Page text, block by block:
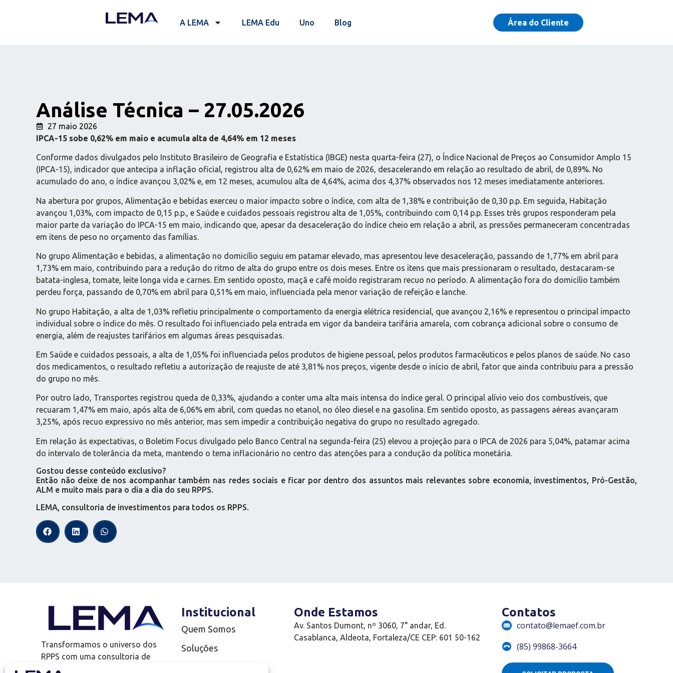
A LEMA LEMA Edu Uno Blog Área do Cliente
Análise Técnica – 27.05.2026
27 maio 2026
IPCA-15 sobe 0,62% em maio e acumula alta de 4,64% em 12 meses
Conforme dados divulgados pelo Instituto Brasileiro de Geografia e Estatística (IBGE) nesta quarta-feira (27), o Índice Nacional de Preços ao Consumidor Amplo 15
(IPCA-15), indicador que antecipa a inflação oficial, registrou alta de 0,62% em maio de 2026, desacelerando em relação ao resultado de abril, de 0,89%. No
acumulado do ano, o índice avançou 3,02% e, em 12 meses, acumulou alta de 4,64%, acima dos 4,37% observados nos 12 meses imediatamente anteriores.
Na abertura por grupos, Alimentação e bebidas exerceu o maior impacto sobre o índice, com alta de 1,38% e contribuição de 0,30 p.p. Em seguida, Habitação
avançou 1,03%, com impacto de 0,15 p.p., e Saúde e cuidados pessoais registrou alta de 1,05%, contribuindo com 0,14 p.p. Esses três grupos responderam pela
maior parte da variação do IPCA-15 em maio, indicando que, apesar da desaceleração do índice cheio em relação a abril, as pressões permaneceram concentradas
em itens de peso no orçamento das famílias.
No grupo Alimentação e bebidas, a alimentação no domicílio seguiu em patamar elevado, mas apresentou leve desaceleração, passando de 1,77% em abril para
1,73% em maio, contribuindo para a redução do ritmo de alta do grupo entre os dois meses. Entre os itens que mais pressionaram o resultado, destacaram-se
batata-inglesa, tomate, leite longa vida e carnes. Em sentido oposto, maçã e café moído registraram recuo no período. A alimentação fora do domicílio também
perdeu força, passando de 0,70% em abril para 0,51% em maio, influenciada pela menor variação de refeição e lanche.
No grupo Habitação, a alta de 1,03% refletiu principalmente o comportamento da energia elétrica residencial, que avançou 2,16% e representou o principal impacto
individual sobre o índice do mês. O resultado foi influenciado pela entrada em vigor da bandeira tarifária amarela, com cobrança adicional sobre o consumo de
energia, além de reajustes tarifários em algumas áreas pesquisadas.
Em Saúde e cuidados pessoais, a alta de 1,05% foi influenciada pelos produtos de higiene pessoal, pelos produtos farmacêuticos e pelos planos de saúde. No caso
dos medicamentos, o resultado refletiu a autorização de reajuste de até 3,81% nos preços, vigente desde o início de abril, fator que ainda contribuiu para a pressão
do grupo no mês.
Por outro lado, Transportes registrou queda de 0,33%, ajudando a conter uma alta mais intensa do índice geral. O principal alívio veio dos combustíveis, que
recuaram 1,47% em maio, após alta de 6,06% em abril, com quedas no etanol, no óleo diesel e na gasolina. Em sentido oposto, as passagens aéreas avançaram
3,25%, após recuo expressivo no mês anterior, mas sem impedir a contribuição negativa do grupo no resultado agregado.
Em relação às expectativas, o Boletim Focus divulgado pelo Banco Central na segunda-feira (25) elevou a projeção para o IPCA de 2026 para 5,04%, patamar acima
do intervalo de tolerância da meta, mantendo o tema inflacionário no centro das atenções para a condução da política monetária.
Gostou desse conteúdo exclusivo?
Então não deixe de nos acompanhar também nas redes sociais e ficar por dentro dos assuntos mais relevantes sobre economia, investimentos, Pró-Gestão,
ALM e muito mais para o dia a dia do seu RPPS.
LEMA, consultoria de investimentos para todos os RPPS.
Transformamos o universo dos
RPPS com uma consultoria de
investimentos que vai além!
Institucional
Quem Somos
Soluções
Onde Estamos
Av. Santos Dumont, nº 3060, 7° andar, Ed.
Casablanca, Aldeota, Fortaleza/CE CEP: 601 50-162
Contatos
contato@lemaef.com.br
(85) 99868-3664